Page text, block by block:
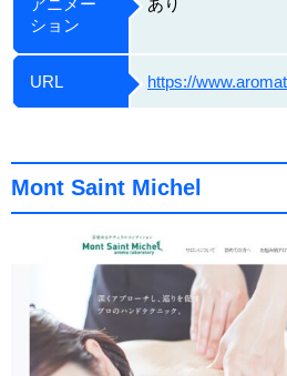
アニメー
ション
あり
URL https://
Mont Saint Michel